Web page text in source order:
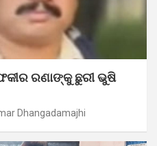
ରଣାଙ୍କୁ ଛୁରୀ ଭୁଷି
Dhangadamajhi